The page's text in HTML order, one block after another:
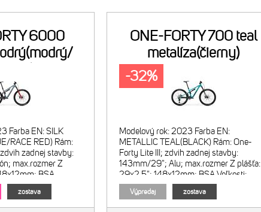
6000
Farba EN: SILK
RACE RED) Rám:
zadnej stavby:
max.rozmer Z
BSA
Mid-Long-XLong
zostava
ONE-FORTY 700 teal
metalíza(čierny)
Modelový rok: 2023 Farba EN:
METALLIC TEAL(BLACK) Rám: One-
Forty Lite III; zdvih zadnej stavby:
143mm/29"; Alu; max.rozmer Z plášťa:
29x2.5"; 148x12mm; BSA Veľkosti:
XShort-Short-Mid-Long-XLong Vidl
Výpredaj zostava
-32%